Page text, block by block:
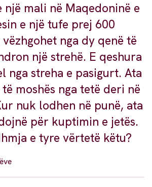
një mali në Maqedoninë e
e një tufe prej 600
nga dy qenë të
një strehë. E qeshura
nga streha e pasigurt. Ata
moshës nga tetë deri në
nuk lodhen në punë, ata
për kuptimin e jetës.
e tyre vërtetë këtu?